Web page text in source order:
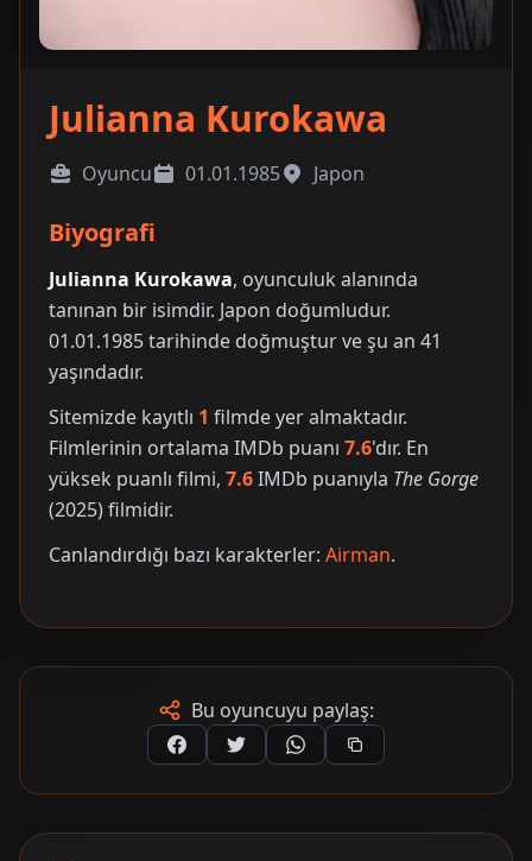
Julianna Kurokawa
Oyuncu 01.01.1985 Japon
Biyografi
Julianna Kurokawa, oyunculuk alanında
tanınan bir isimdir. Japon doğumludur.
01.01.1985 tarihinde doğmuştur ve şu an 41
yaşındadır.
Sitemizde kayıtlı 1 filmde yer almaktadır.
Filmlerinin ortalama IMDb puanı 7.6'dır. En
yüksek puanlı filmi, 7.6IMDb puanıyla The Gorge
(2025) filmidir.
Canlandırdığı bazı karakterler: Airman.
Bu oyuncuyu paylaş: